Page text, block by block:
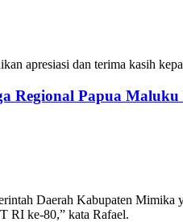
apresiasi dan terima kasih
Regional Papua
Daerah Kabupaten
RI ke-80,” kata Rafael.